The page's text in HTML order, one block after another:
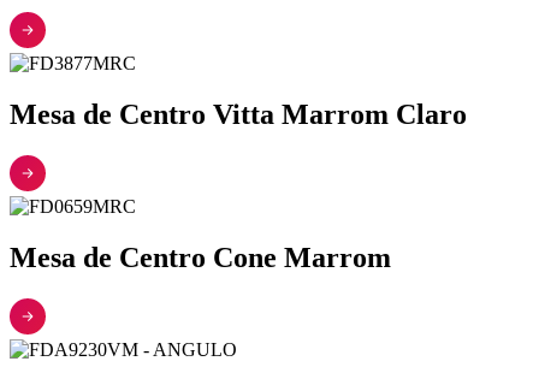
Mesa de Centro Vitta Marrom Claro
Mesa de Centro Cone Marrom